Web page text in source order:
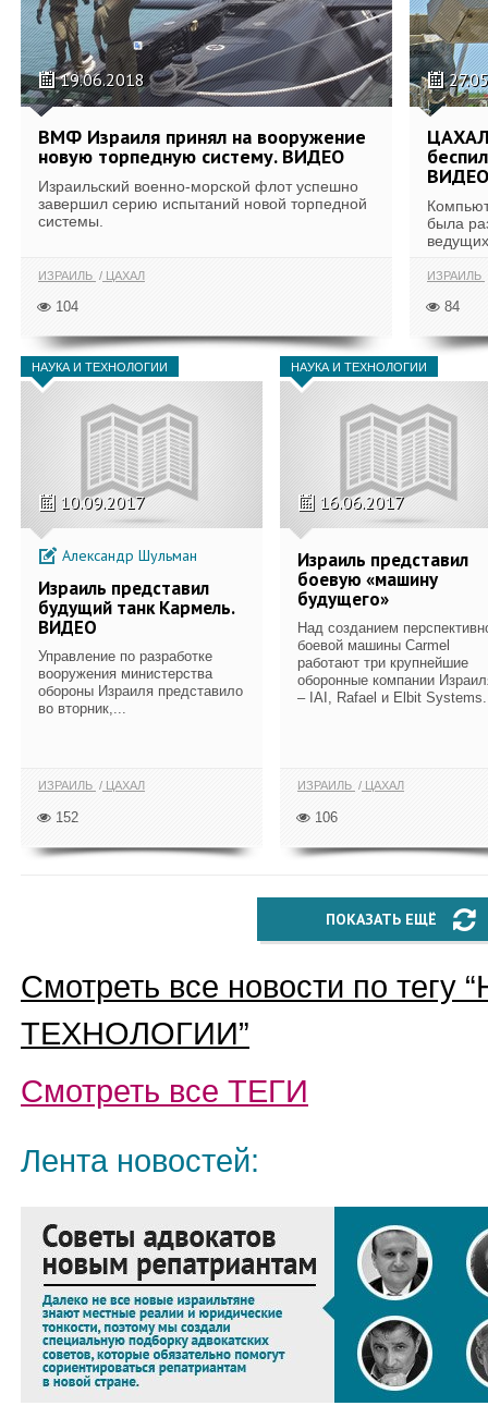
19.06.2018
ВМФ Израиля принял на вооружение
новую торпедную систему. ВИДЕО
Израильский военно-морской флот успешно
завершил серию испытаний новой торпедной
системы.
ИЗРАИЛЬ ЦАХАЛ
104
ЦАХАЛ
ВИДЕО
была
ИЗРАИЛЬ
84
НАУКА И ТЕХНОЛОГИИ
10.09.2017
Александр Шульман
Израиль представил
будущий танк Кармель.
ВИДЕО
Управление по разработке
вооружения министерства
обороны Израиля представило
во вторник,...
ИЗРАИЛЬ ЦАХАЛ
152
НАУКА И ТЕХНОЛОГИИ
16.06.2017
Израиль представил
боевую «машину
будущего»
Над созданием
боевой машины Carmel
работают три крупнейшие
оборонные компании
– IAI, Rafael и Elbit
ИЗРАИЛЬ ЦАХАЛ
106
ПОКАЗАТЬ ЕЩЁ
Смотреть все новости по тегу “
ТЕХНОЛОГИИ”
Смотреть все ТЕГИ
Лента новостей: